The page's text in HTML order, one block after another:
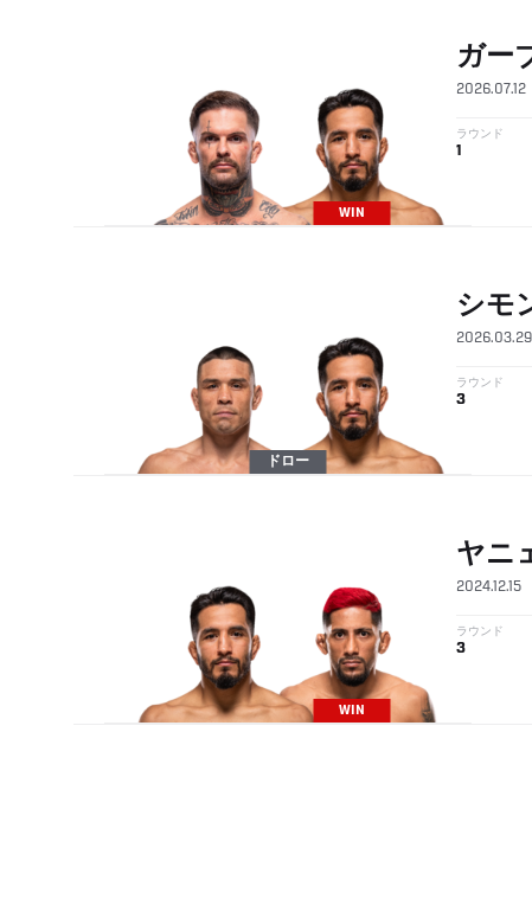
WIN
ガー
2026.07.12
ラウンド
1
ドロー
シモ
2026.03.29
ラウンド
3
WIN
ヤニ
2024.12.15
ラウンド
3